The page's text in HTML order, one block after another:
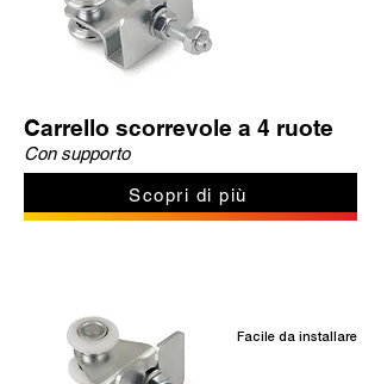
Carrello scorrevole a 4 ruote
Con supporto
Scopri di più
Facile da installare